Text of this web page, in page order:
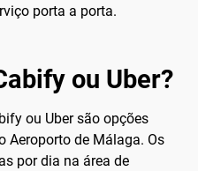
porta a porta.
ou Uber?
ou Uber são opções
Aeroporto de Málaga. Os
por dia na área de